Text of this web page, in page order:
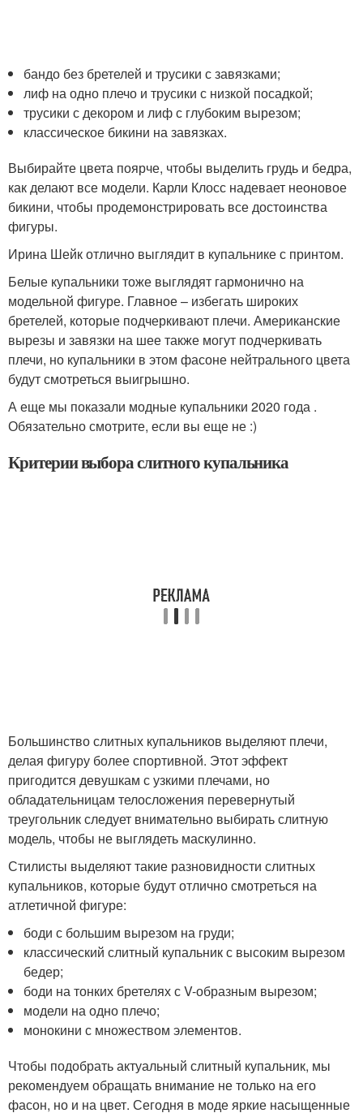
бандо без бретелей и трусики с завязками;
лиф на одно плечо и трусики с низкой посадкой;
трусики с декором и лиф с глубоким вырезом;
классическое бикини на завязках.
Выбирайте цвета поярче, чтобы выделить грудь и бедра,
как делают все модели. Карли Клосс надевает неоновое
бикини, чтобы продемонстрировать все достоинства
фигуры.
Ирина Шейк отлично выглядит в купальнике с принтом.
Белые купальники тоже выглядят гармонично на
модельной фигуре. Главное – избегать широких
бретелей, которые подчеркивают плечи. Американские
вырезы и завязки на шее также могут подчеркивать
плечи, но купальники в этом фасоне нейтрального цвета
будут смотреться выигрышно.
А еще мы показали модные купальники 2020 года .
Обязательно смотрите, если вы еще не :)
Критерии выбора слитного купальника
Большинство слитных купальников выделяют плечи,
делая фигуру более спортивной. Этот эффект
пригодится девушкам с узкими плечами, но
обладательницам телосложения перевернутый
треугольник следует внимательно выбирать слитную
модель, чтобы не выглядеть маскулинно.
Стилисты выделяют такие разновидности слитных
купальников, которые будут отлично смотреться на
атлетичной фигуре:
боди с большим вырезом на груди;
классический слитный купальник с высоким вырезом
бедер;
боди на тонких бретелях с V-образным вырезом;
модели на одно плечо;
монокини с множеством элементов.
Чтобы подобрать актуальный слитный купальник, мы
рекомендуем обращать внимание не только на его
фасон, но и на цвет. Сегодня в моде яркие насыщенные